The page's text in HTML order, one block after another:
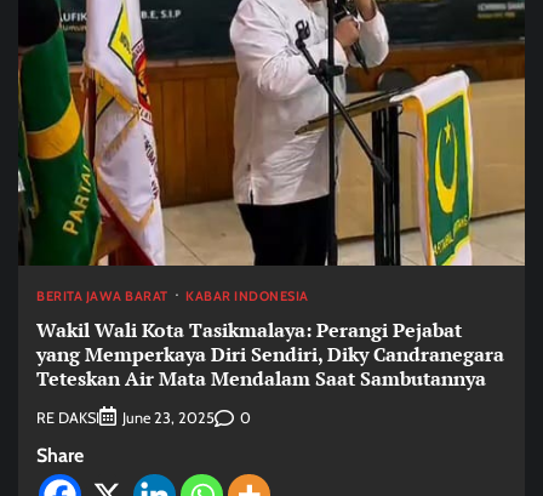
BERITA JAWA BARAT KABAR INDONESIA
Wakil Wali Kota Tasikmalaya: Perangi Pejabat
yang Memperkaya Diri Sendiri, Diky Candranegara
Teteskan Air Mata Mendalam Saat Sambutannya
RE DAKSI June 23, 2025 0
Share